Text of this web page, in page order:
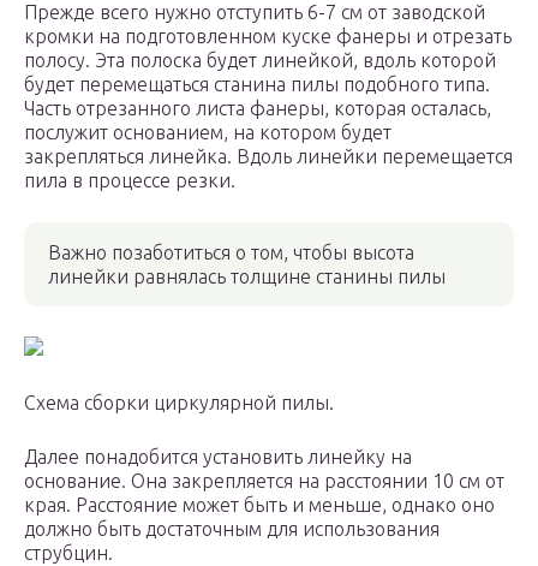
Прежде всего нужно отступить 6-7 см от заводской
кромки на подготовленном куске фанеры и отрезать
полосу. Эта полоска будет линейкой, вдоль которой
будет перемещаться станина пилы подобного типа.
Часть отрезанного листа фанеры, которая осталась,
послужит основанием, на котором будет
закрепляться линейка. Вдоль линейки перемещается
пила в процессе резки.
Важно позаботиться о том, чтобы высота
линейки равнялась толщине станины пилы
Схема сборки циркулярной пилы.
Далее понадобится установить линейку на
основание. Она закрепляется на расстоянии 10 см от
края. Расстояние может быть и меньше, однако оно
должно быть достаточным для использования
струбцин.